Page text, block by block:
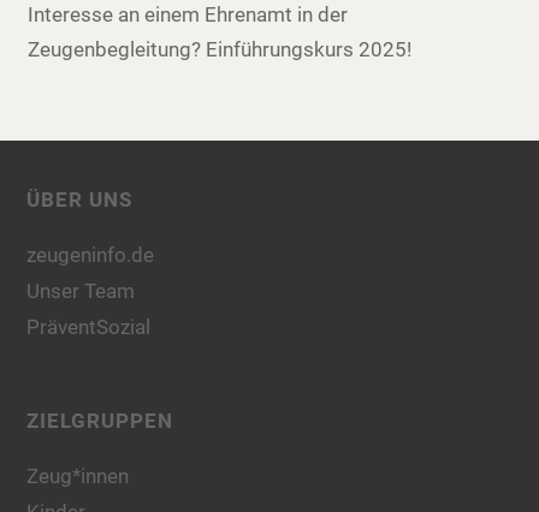
Interesse an einem Ehrenamt in der
Zeugenbegleitung? Einführungskurs 2025!
ÜBER UNS
zeugeninfo.de
Unser Team
PräventSozial
ZIELGRUPPEN
Zeug*innen